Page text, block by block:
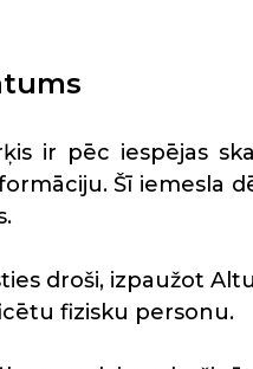
ir pēc iespējas
Šī iemesla
droši, izpaužot
fizisku personu.